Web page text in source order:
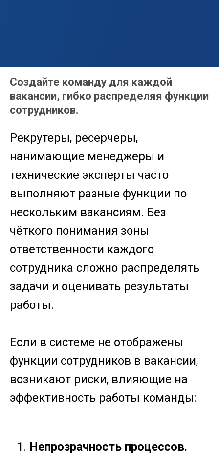
Создайте команду для каждой
вакансии, гибко распределяя функции
сотрудников.
Рекрутеры, ресерчеры,
нанимающие менеджеры и
технические эксперты часто
выполняют разные функции по
нескольким вакансиям. Без
чёткого понимания зоны
ответственности каждого
сотрудника сложно распределять
задачи и оценивать результаты
работы.
Если в системе не отображены
функции сотрудников в вакансии,
возникают риски, влияющие на
эффективность работы команды:
Непрозрачность процессов.